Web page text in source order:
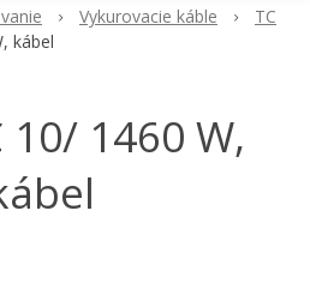
Vykurovacie káble
TC
kábel
10/ 1460 W,